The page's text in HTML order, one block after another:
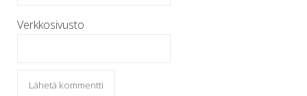
Verkkosivusto